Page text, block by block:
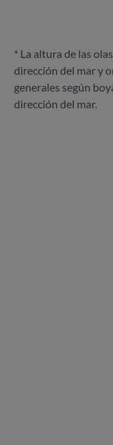
* La altura de las
dirección del mar y
generales según
dirección del mar.